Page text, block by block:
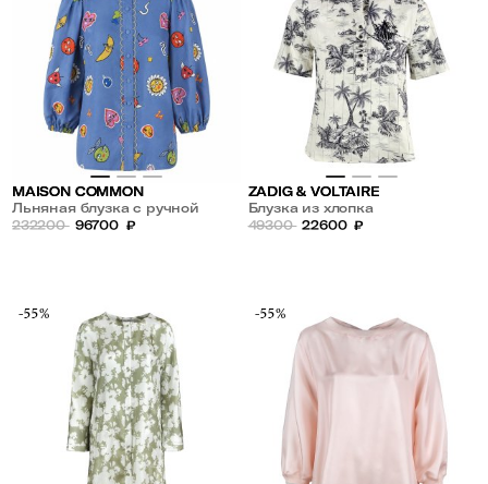
MAISON COMMON
Льняная блузка с ручной
вышивкой
232200 96700 ₽
ZADIG & VOLTAIRE
Блузка из хлопка
49300 22600 ₽
-55% -55%